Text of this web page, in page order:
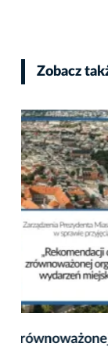
Zobacz
Nowa